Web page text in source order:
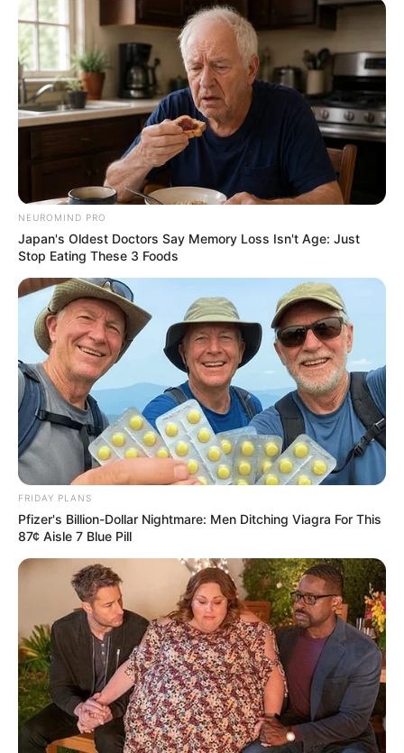
NEUROMIND PRO
Japan's Oldest Doctors Say Memory Loss Isn't Age: Just
Stop Eating These 3 Foods
FRIDAY PLANS
Pfizer's Billion-Dollar Nightmare: Men Ditching Viagra For This
87¢ Aisle 7 Blue Pill